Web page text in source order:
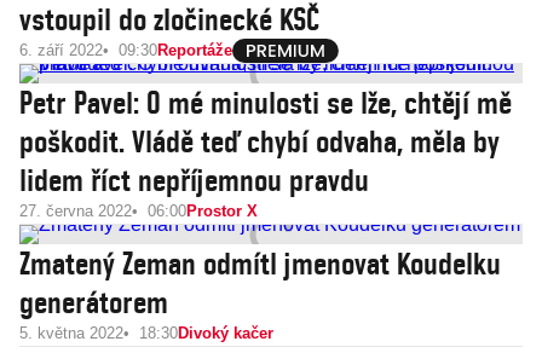
vstoupil do zločinecké KSČ
6. září 2022 09:30Reportáže
Petr Pavel: O mé minulosti se lže, chtějí mě
poškodit. Vládě teď chybí odvaha, měla by
lidem říct nepříjemnou pravdu
27. června 2022 06:00Prostor X
Zmatený Zeman odmítl jmenovat Koudelku
generátorem
5. května 2022 18:30Divoký kačer